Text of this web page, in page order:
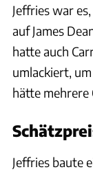
Jeffries war
auf James
hatte auch
umlackiert,
hätte mehrere
Jeffries baute